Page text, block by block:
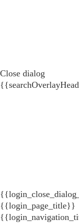
Close dialog
{{login_page_title}}